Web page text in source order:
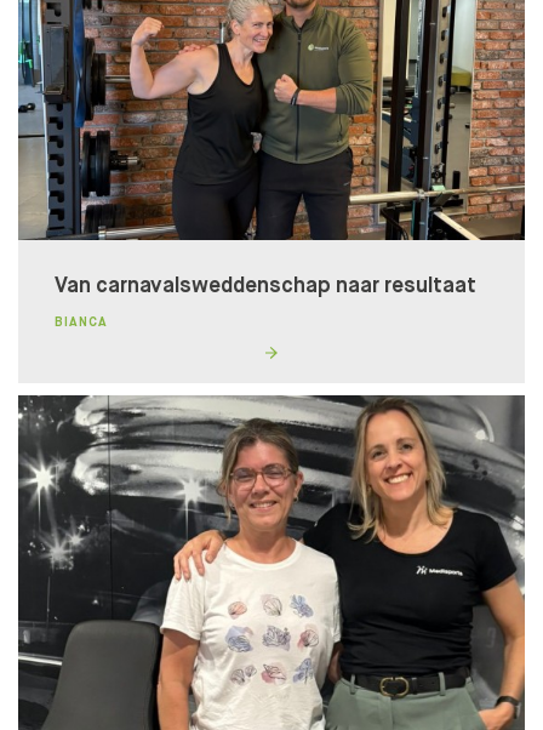
Van carnavalsweddenschap naar resultaat
BIANCA
BENIEUWD WAT BIJ JE PAST?
Wij helpen je graag naar een fit, gezond en goed
gevoel!
DOE DE TEST!